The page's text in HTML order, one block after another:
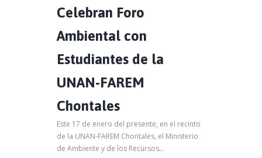
Celebran Foro
Ambiental con
Estudiantes de la
UNAN-FAREM
Chontales
Este 17 de enero del presente, en el recinto
de la UNAN-FAREM Chontales, el Ministerio
de Ambiente y de los Recursos...